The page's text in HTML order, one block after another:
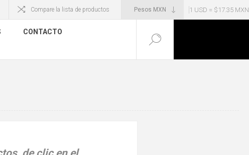
1 USD = $17.35 MXN
Compare la lista de productos
CONTACTO